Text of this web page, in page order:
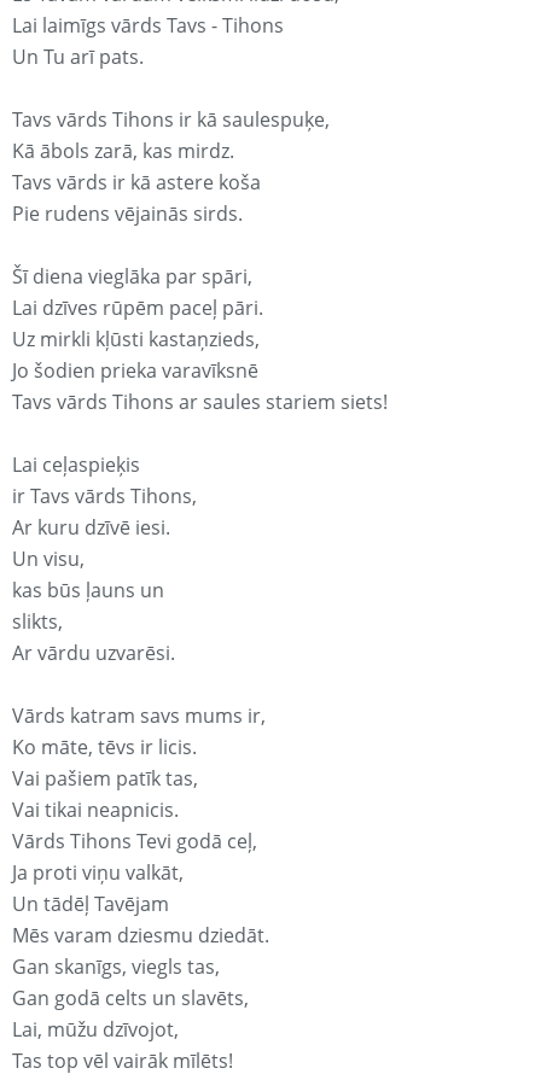
Lai laimīgs vārds Tavs - Tihons
Un Tu arī pats.
Tavs vārds Tihons ir kā saulespuķe,
Kā ābols zarā, kas mirdz.
Tavs vārds ir kā astere koša
Pie rudens vējainās sirds.
Šī diena vieglāka par spāri,
Lai dzīves rūpēm paceļ pāri.
Uz mirkli kļūsti kastaņzieds,
Jo šodien prieka varavīksnē
Tavs vārds Tihons ar saules stariem siets!
Lai ceļaspieķis
ir Tavs vārds Tihons,
Ar kuru dzīvē iesi.
Un visu,
kas būs ļauns un
slikts,
Ar vārdu uzvarēsi.
Vārds katram savs mums ir,
Ko māte, tēvs ir licis.
Vai pašiem patīk tas,
Vai tikai neapnicis.
Vārds Tihons Tevi godā ceļ,
Ja proti viņu valkāt,
Un tādēļ Tavējam
Mēs varam dziesmu dziedāt.
Gan skanīgs, viegls tas,
Gan godā celts un slavēts,
Lai, mūžu dzīvojot,
Tas top vēl vairāk mīlēts!